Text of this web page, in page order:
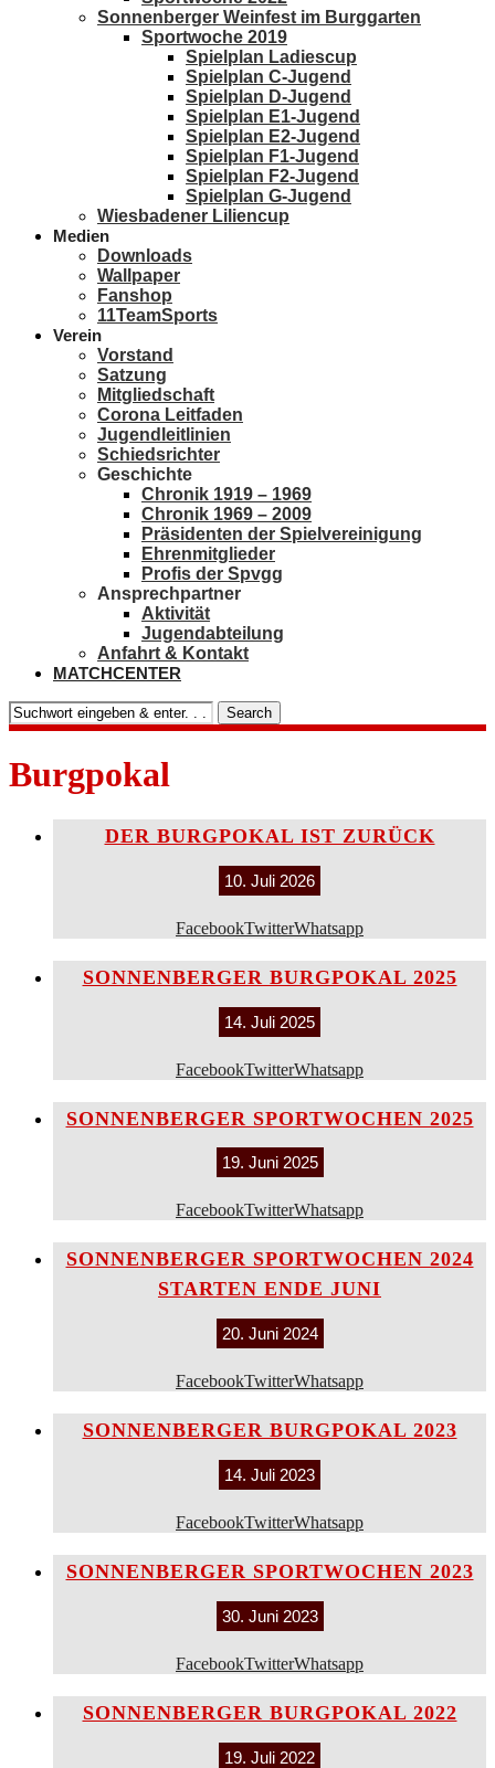
Sonnenberger Weinfest im Burggarten
Sportwoche 2019
Spielplan Ladiescup
Spielplan C-Jugend
Spielplan D-Jugend
Spielplan E1-Jugend
Spielplan E2-Jugend
Spielplan F1-Jugend
Spielplan F2-Jugend
Spielplan G-Jugend
Wiesbadener Liliencup
Medien
Downloads
Wallpaper
Fanshop
11TeamSports
Verein
Vorstand
Satzung
Mitgliedschaft
Corona Leitfaden
Jugendleitlinien
Schiedsrichter
Geschichte
Chronik 1919 – 1969
Chronik 1969 – 2009
Präsidenten der Spielvereinigung
Ehrenmitglieder
Profis der Spvgg
Ansprechpartner
Aktivität
Jugendabteilung
Anfahrt & Kontakt
MATCHCENTER
Search
Burgpokal
DER BURGPOKAL IST ZURÜCK
10. Juli 2026
FacebookTwitterWhatsapp
SONNENBERGER BURGPOKAL 2025
14. Juli 2025
FacebookTwitterWhatsapp
SONNENBERGER SPORTWOCHEN 2025
19. Juni 2025
FacebookTwitterWhatsapp
SONNENBERGER SPORTWOCHEN 2024
STARTEN ENDE JUNI
20. Juni 2024
FacebookTwitterWhatsapp
SONNENBERGER BURGPOKAL 2023
14. Juli 2023
FacebookTwitterWhatsapp
SONNENBERGER SPORTWOCHEN 2023
30. Juni 2023
FacebookTwitterWhatsapp
SONNENBERGER BURGPOKAL 2022
19. Juli 2022